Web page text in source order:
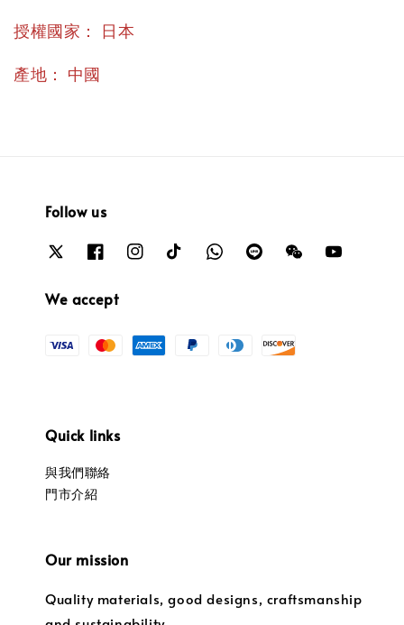
授權國家 ： 日本
產地 ： 中國
Follow us
We accept
Quick links
與我們聯絡
門市介紹
Our mission
Quality materials, good designs, craftsmanship